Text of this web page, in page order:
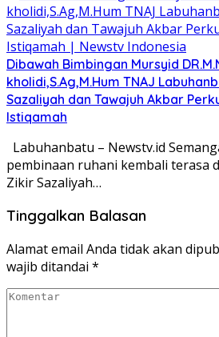
Dibawah Bimbingan Mursyid
kholidi,S.Ag,M.Hum TNAJ
Sazaliyah dan Tawajuh Akbar
Istiqamah
Labuhanbatu – Newstv.id
pembinaan ruhani kembali terasa
Zikir Sazaliyah…
Tinggalkan Balasan
Alamat email Anda tidak akan
wajib ditandai *